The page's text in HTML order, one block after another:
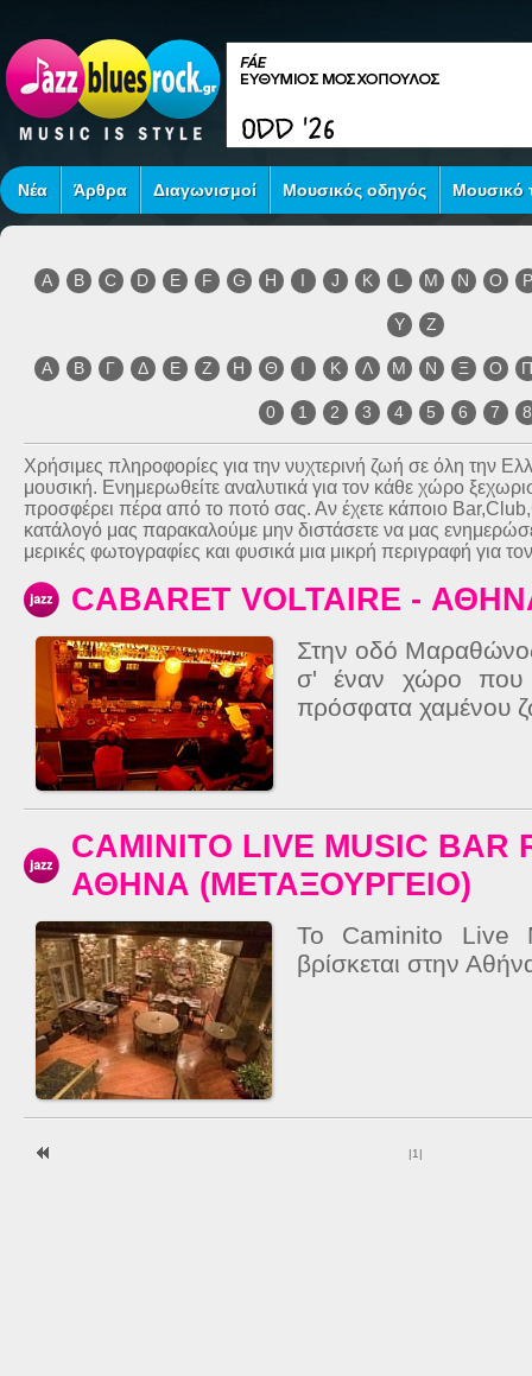
Νέα Άρθρα Διαγωνισμοί Μουσικός οδηγός Μουσικό
A B C D E F G H I J K L M N O P
Y Z
Α Β Γ Δ Ε Ζ Η Θ Ι Κ Λ Μ Ν Ξ Ο
0 1 2 3 4 5 6 7 8
Χρήσιμες πληροφορίες για την νυχτερινή ζωή σε όλη την
μουσική. Ενημερωθείτε αναλυτικά για τον κάθε χώρο
προσφέρει πέρα από το ποτό σας. Αν έχετε κάποιο
κατάλογό μας παρακαλούμε μην διστάσετε να μας
μερικές φωτογραφίες και φυσικά μια μικρή περιγραφή για
CABARET VOLTAIRE -
Στην οδό
σ' έναν χώρο που
πρόσφατα χαμένου
CAMINITO LIVE MUSIC BAR
ΑΘΗΝΑ (ΜΕΤΑΞΟΥΡΓΕΙΟ)
Το Caminito Live
βρίσκεται στην
|1 |